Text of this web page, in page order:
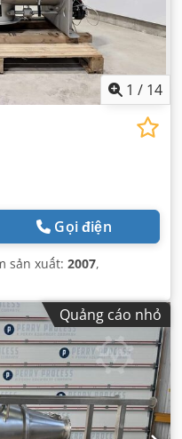
1 / 14
Gọi điện
sản xuất: 2007,
Quảng cáo nhỏ